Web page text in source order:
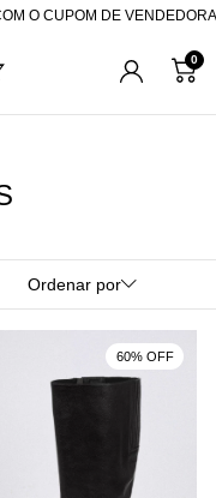
O CUPOM DE VENDEDORA
0
Ordenar por
60% OFF